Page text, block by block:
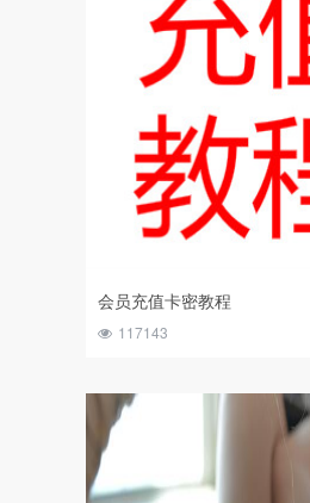
会员充值卡密教程
117143